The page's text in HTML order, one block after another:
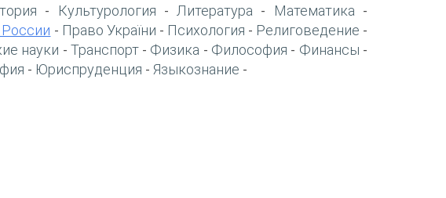
- Культурология - Литература - Математика -
- Право України - Психология - Религоведение -
науки - Транспорт- Физика - Философия - Финансы -
- Юриспруденция - Языкознание -